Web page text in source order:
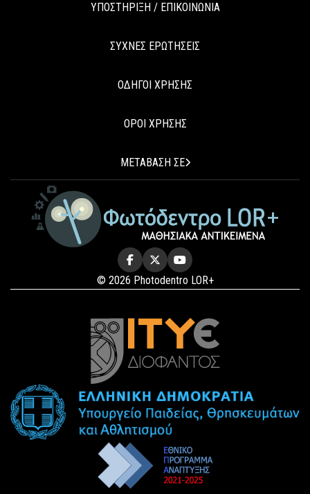
ΥΠΟΣΤΗΡΙΞΗ / ΕΠΙΚΟΙΝΩΝΙΑ
ΣΥΧΝΕΣ ΕΡΩΤΗΣΕΙΣ
ΟΔΗΓΟΙ ΧΡΗΣΗΣ
ΟΡΟΙ ΧΡΗΣΗΣ
ΜΕΤΑΒΑΣΗ ΣΕ
© 2026 Photodentro LOR+